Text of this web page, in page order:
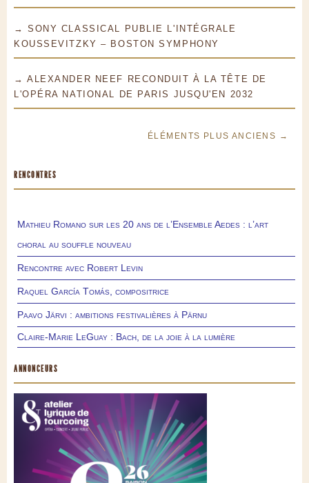
→ SONY CLASSICAL PUBLIE L'INTÉGRALE
KOUSSEVITZKY – BOSTON SYMPHONY
→ ALEXANDER NEEF RECONDUIT À LA TÊTE DE
L'OPÉRA NATIONAL DE PARIS JUSQU'EN 2032
ÉLÉMENTS PLUS ANCIENS →
RENCONTRES
Mathieu Romano sur les 20 ans de l’Ensemble Aedes : l’art
choral au souffle nouveau
Rencontre avec Robert Levin
Raquel García Tomás, compositrice
Paavo Järvi : ambitions festivalières à Pärnu
Claire-Marie LeGuay : Bach, de la joie à la lumière
ANNONCEURS